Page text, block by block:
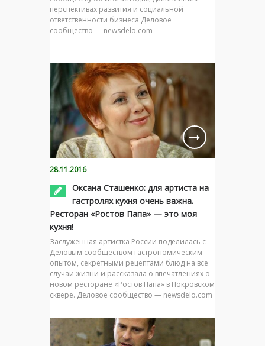
перспективах развития и социальной
ответственности бизнеса Деловое
сообщество — newsdelo.com
28.11.2016
Оксана Сташенко: для артиста на
гастролях кухня очень важна.
Ресторан «Ростов Папа» — это моя
кухня!
Заслуженная артистка России поделилась с
Деловым сообществом гастрономическим
опытом, секретными рецептами блюд на все
случаи жизни и рассказала о впечатлениях о
новом ресторане «Ростов Папа» в Покровском
сквере. Деловое сообщество — newsdelo.com